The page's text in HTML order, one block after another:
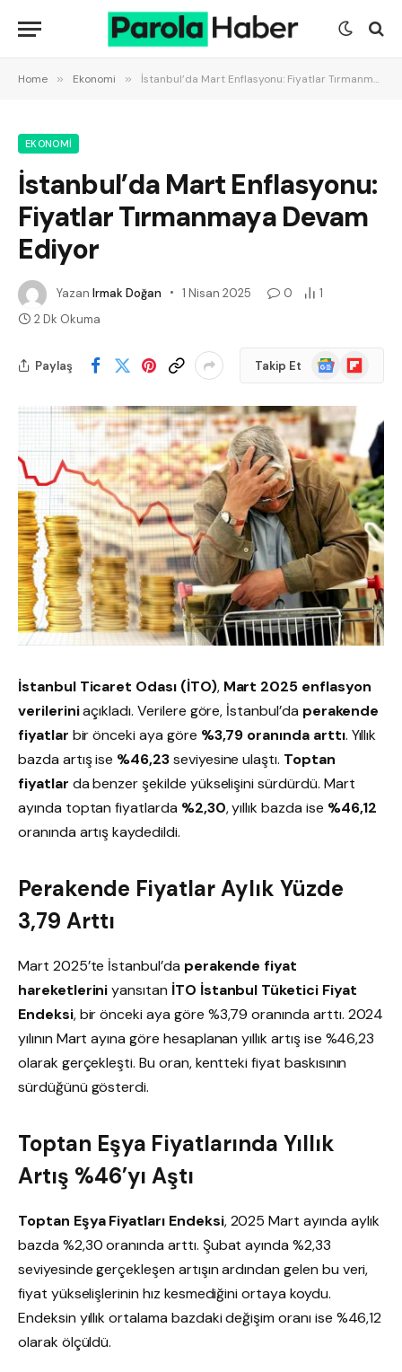
Home » Ekonomi » İstanbul’da Mart Enflasyonu: Fiyatlar Tırmanmaya Devam Ediyor
EKONOMI
İstanbul’da Mart Enflasyonu:
Fiyatlar Tırmanmaya Devam
Ediyor
Yazan Irmak Doğan 1 Nisan 2025 0
1
2 Dk Okuma
Paylaş Takip Et
Google
News
Flipboard
İstanbul Ticaret Odası (İTO), Mart 2025 enflasyon
verileriniaçıkladı. Verilere göre, İstanbul’da perakende
fiyatlar bir önceki aya göre %3,79 oranında arttı. Yıllık
bazda artış ise %46,23seviyesine ulaştı. Toptan
fiyatlar da benzer şekilde yükselişini sürdürdü. Mart
ayında toptan fiyatlarda %2,30, yıllık bazda ise %46,12
oranında artış kaydedildi.
Perakende Fiyatlar Aylık Yüzde
3,79 Arttı
Mart 2025’te İstanbul’da perakende fiyat
hareketleriniyansıtan İTO İstanbul Tüketici Fiyat
Endeksi, bir önceki aya göre %3,79 oranında arttı. 2024
yılının Mart ayına göre hesaplanan yıllık artış ise %46,23
olarak gerçekleşti. Bu oran, kentteki fiyat baskısının
sürdüğünü gösterdi.
Toptan Eşya Fiyatlarında Yıllık
Artış %46’yı Aştı
Toptan Eşya Fiyatları Endeksi, 2025 Mart ayında aylık
bazda %2,30 oranında arttı. Şubat ayında %2,33
seviyesinde gerçekleşen artışın ardından gelen bu veri,
fiyat yükselişlerinin hız kesmediğini ortaya koydu.
Endeksin yıllık ortalama bazdaki değişim oranı ise %46,12
olarak ölçüldü.